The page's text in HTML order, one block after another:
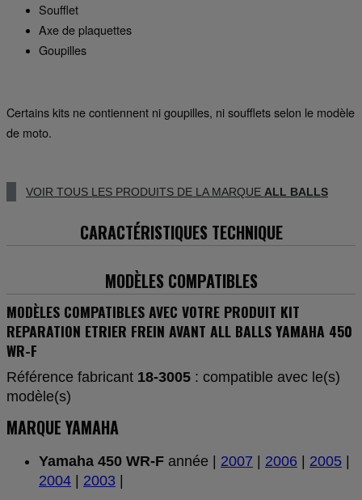
Soufflet
Axe de plaquettes
Goupilles
Certains kits ne contiennent ni goupilles, ni soufflets selon le modèle
de moto.
VOIR TOUS LES PRODUITS DE LA MARQUE ALL BALLS
CARACTÉRISTIQUES TECHNIQUE
MODÈLES COMPATIBLES
MODÈLES COMPATIBLES AVEC VOTRE PRODUIT KIT
REPARATION ETRIER FREIN AVANT ALL BALLS YAMAHA 450
WR-F
Référence fabricant 18-3005 : compatible avec le(s)
modèle(s)
MARQUE YAMAHA
Yamaha 450 WR-F année | 2007 2006 2005
2004
2003